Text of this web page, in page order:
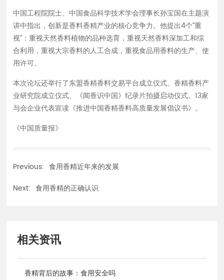
《中国质量报》
中国工程院院士、中国食品科学技术学会理事长孙宝国在主题演
讲中指出，创新是香料香精产业的核心竞争力。他提出4个“重
视”：重视天然香料植物的品种选育，重视天然香料深加工和综
合利用，重视大宗香料的人工合成，重视食品用香料的生产、使
用许可。
本次论坛还举行了东盟香精香料交易平台成立仪式、香精香料产
业研究院成立仪式、《闻香识中国》纪录片拍摄启动仪式。13家
与会企业代表宣读《推进中国香精香料高质量发展倡议书》。
《中国质量报》
Previous: 食用香精近年来的发展
Next: 食用香精的正确认识
相关资讯
香精背后的故事：食用安全吗